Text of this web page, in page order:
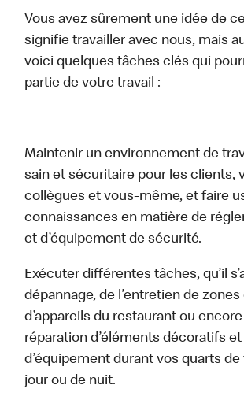
Vous avez sûrement une idée de
signifie travailler avec nous, mais
voici quelques tâches clés qui
partie de votre travail :
Maintenir un environnement de
sain et sécuritaire pour les clients,
collègues et vous-même, et faire
connaissances en matière de
et d’équipement de sécurité.
Exécuter différentes tâches, qu’il
dépannage, de l’entretien de zones
d’appareils du restaurant ou
réparation d’éléments décoratifs et
d’équipement durant vos quarts de
jour ou de nuit.